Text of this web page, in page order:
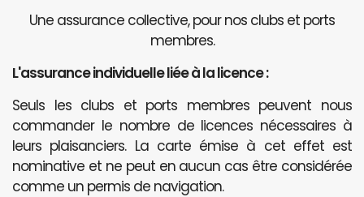
Une assurance collective, pour nos clubs et ports
membres.
L'assurance individuelle liée à la licence :
Seuls les clubs et ports membres peuvent nous
commander le nombre de licences nécessaires à
leurs plaisanciers. La carte émise à cet effet est
nominative et ne peut en aucun cas être considérée
comme un permis de navigation.